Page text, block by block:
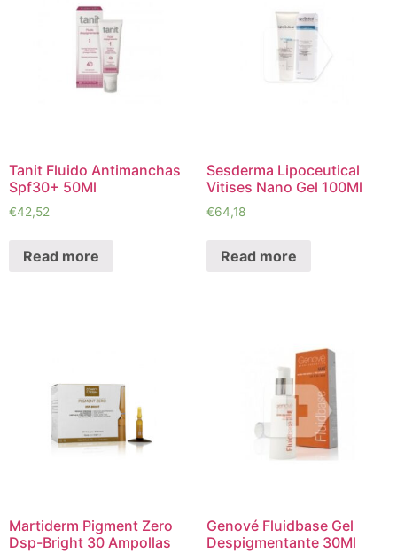
Tanit Fluido Antimanchas
Spf30+ 50Ml
€42,52
Read more
Sesderma Lipoceutical
Vitises Nano Gel 100Ml
€64,18
Read more
Martiderm Pigment Zero
Dsp-Bright 30 Ampollas
Genové Fluidbase Gel
Despigmentante 30Ml